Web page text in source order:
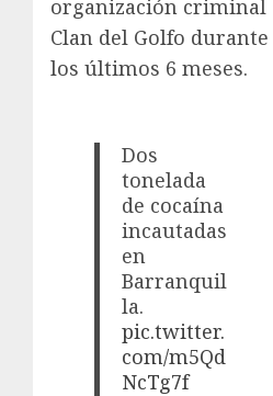
organización criminal
Clan del Golfo durante
los últimos 6 meses.
Dos
tonelada
de cocaína
incautadas
en
Barranquil
la.
pic.twitter.
com/m5Qd
NcTg7f